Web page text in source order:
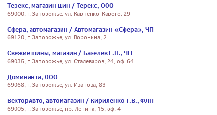
Терекс, магазин шин / Терекс, ООО
69000, г. Запорожье, ул. Карпенко-Карого, 29
Сфера, автомагазин / Автомагазин «Сфера», ЧП
69120, г. Запорожье, ул. Воронина, 2
Свежие шины, магазин / Базелев Е.Н., ЧП
69035, г. Запорожье, ул. Сталеваров, 24, оф. 64
Доминанта, ООО
69068, г. Запорожье, ул. Иванова, 83
ВекторАвто, автомагазин / Кириленко Т.В., ФЛП
69005, г. Запорожье, пр. Ленина, 15, оф. 4